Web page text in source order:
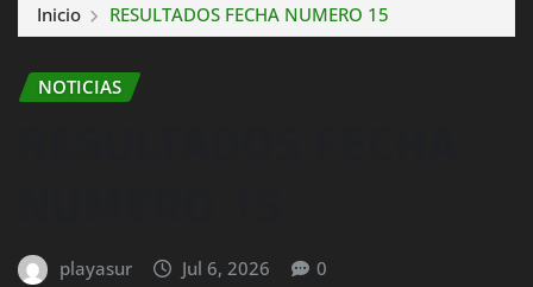
Inicio RESULTADOS FECHA NUMERO 15
NOTICIAS
playasur Jul 6, 2026 0